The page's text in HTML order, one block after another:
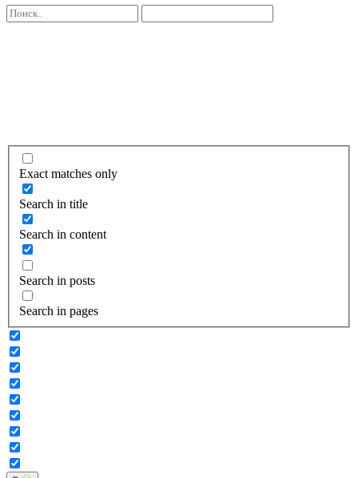
Exact matches only
Search in title
Search in content
Search in posts
Search in pages